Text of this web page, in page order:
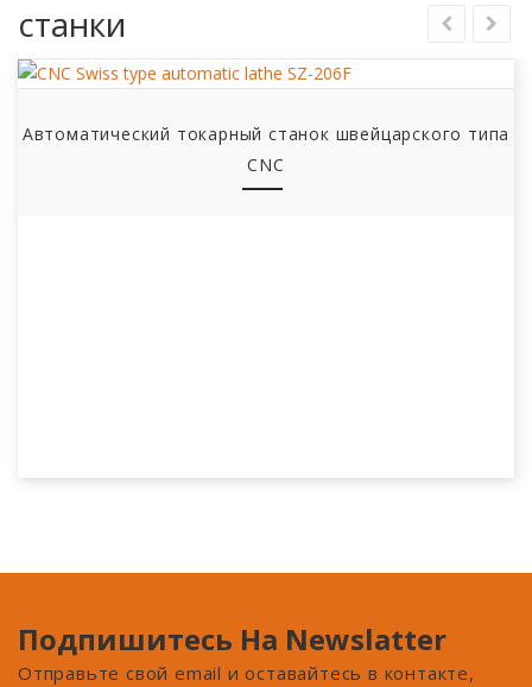
станки
Автоматический токарный станок швейцарского типа
CNC
Подпишитесь На Newslatter
Отправьте свой email и оставайтесь в контакте,